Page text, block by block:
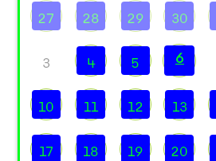
27 28 29 30
3 4 5 6
10 11 12 13
17 18 19 20